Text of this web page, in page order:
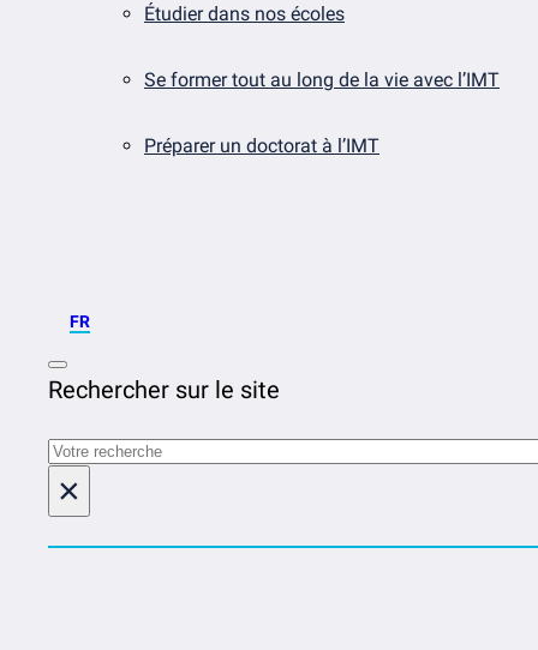
Étudier dans nos écoles
Se former tout au long de la vie avec l’IMT
Préparer un doctorat à l’IMT
FR
Rechercher sur le site
Rechercher
×